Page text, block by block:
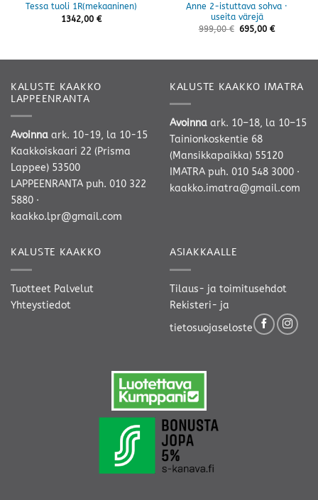
Tessa tuoli 1R(mekaaninen)
1342,00 €
Anne 2-istuttava sohva ·
useita värejä
999,00€ 695,00€
KALUSTE KAAKKO
LAPPEENRANTA
Avoinna ark. 10-19, la 10-15
Kaakkoiskaari 22 (Prisma
Lappee) 53500
LAPPEENRANTA puh. 010 322
5880 ·
kaakko.lpr@gmail.com
KALUSTE KAAKKO IMATRA
Avoinna ark. 10–18, la 10–15
Tainionkoskentie 68
(Mansikkapaikka) 55120
IMATRA puh. 010 548 3000 ·
kaakko.imatra@gmail.com
KALUSTE KAAKKO
Tuotteet Palvelut
Yhteystiedot
ASIAKKAALLE
Tilaus- ja toimitusehdot
Rekisteri- ja
tietosuojaseloste